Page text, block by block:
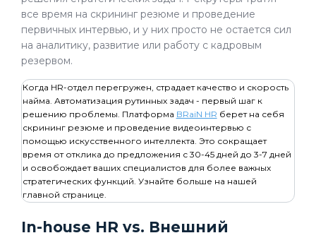
все время на скрининг резюме и проведение
первичных интервью, и у них просто не остается сил
на аналитику, развитие или работу с кадровым
резервом.
Когда HR-отдел перегружен, страдает качество и скорость
найма. Автоматизация рутинных задач - первый шаг к
решению проблемы. Платформа BRaiN HR берет на себя
скрининг резюме и проведение видеоинтервью с
помощью искусственного интеллекта. Это сокращает
время от отклика до предложения с 30-45 дней до 3-7 дней
и освобождает ваших специалистов для более важных
стратегических функций. Узнайте больше на нашей
главной странице.
In-house HR vs. Внешний